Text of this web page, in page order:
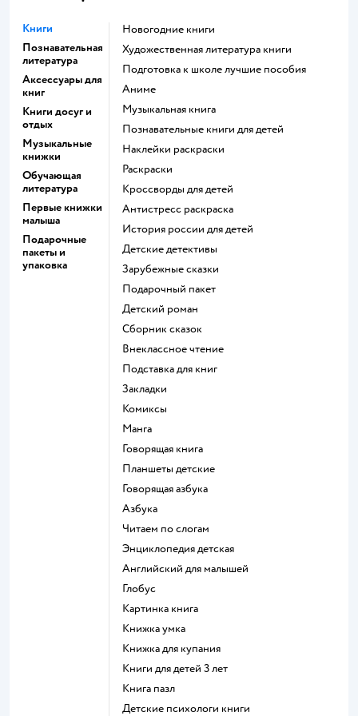
Книги
Познавательная
литература
Аксессуары для
книг
Книги досуг и
отдых
Музыкальные
книжки
Обучающая
литература
Первые книжки
малыша
Подарочные
пакеты и
упаковка
новогодние книги
художественная литература книги
подготовка к школе лучшие пособия
Аниме
музыкальная книга
познавательные книги для детей
наклейки раскраски
раскраски
кроссворды для детей
антистресс раскраска
история россии для детей
детские детективы
зарубежные сказки
подарочный пакет
детский роман
сборник сказок
внеклассное чтение
подставка для книг
закладки
комиксы
манга
говорящая книга
Планшеты детские
говорящая азбука
азбука
читаем по слогам
энциклопедия детская
английский для малышей
глобус
картинка книга
книжка умка
книжка для купания
книги для детей 3 лет
книга пазл
детские психологи книги